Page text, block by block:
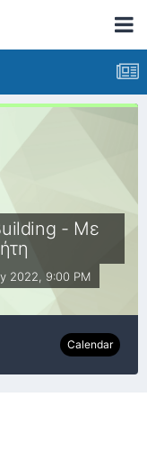
- Με
2022, 9:00 PM
Calendar